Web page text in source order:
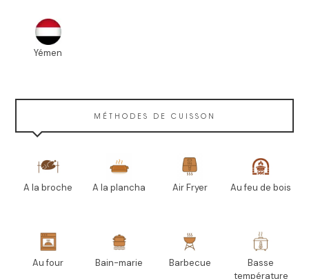
Yémen
MÉTHODES DE CUISSON
A la broche A la plancha Air Fryer Au feu de bois
Au four Bain-marie Barbecue
Basse
température